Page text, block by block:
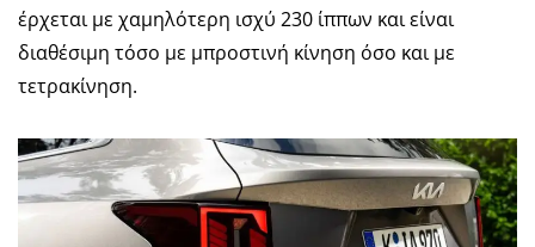
έρχεται με χαμηλότερη ισχύ 230 ίππων και είναι
διαθέσιμη τόσο με μπροστινή κίνηση όσο και με
τετρακίνηση.